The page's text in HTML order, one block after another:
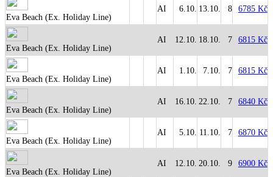
Eva Beach (Ex. Holiday Line)
AI 6.10. 13.10. 8 6785 Kč
Eva Beach (Ex. Holiday Line)
AI 12.10. 18.10. 7 6815 Kč
Eva Beach (Ex. Holiday Line)
AI 1.10. 7.10. 7 6815 Kč
Eva Beach (Ex. Holiday Line)
AI 16.10. 22.10. 7 6840 Kč
Eva Beach (Ex. Holiday Line)
AI 5.10. 11.10. 7 6870 Kč
Eva Beach (Ex. Holiday Line)
AI 12.10. 20.10. 9 6900 Kč